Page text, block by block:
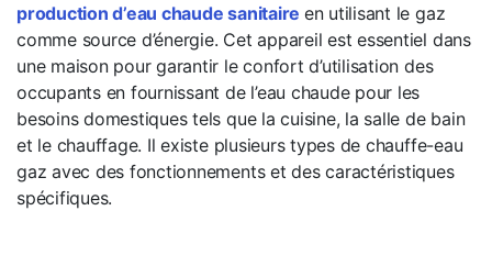
production d’eau chaude sanitaire en utilisant le gaz
comme source d’énergie. Cet appareil est essentiel dans
une maison pour garantir le confort d’utilisation des
occupants en fournissant de l’eau chaude pour les
besoins domestiques tels que la cuisine, la salle de bain
et le chauffage. Il existe plusieurs types de chauffe-eau
gaz avec des fonctionnements et des caractéristiques
spécifiques.